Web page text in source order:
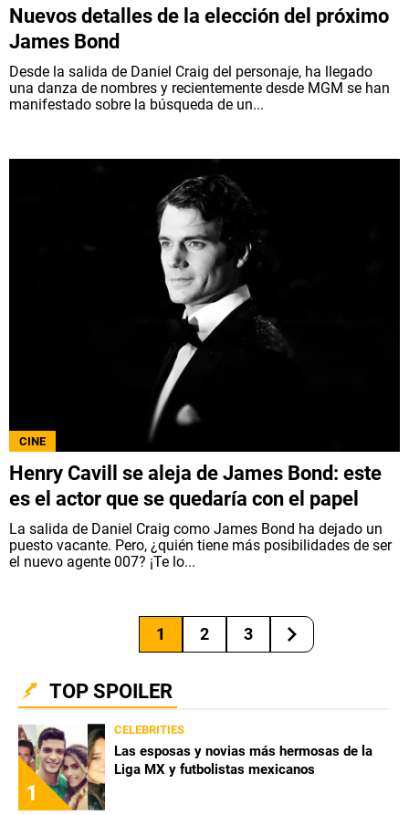
Nuevos detalles de la elección del próximo
James Bond
Desde la salida de Daniel Craig del personaje, ha llegado
una danza de nombres y recientemente desde MGM se han
manifestado sobre la búsqueda de un...
CINE
Henry Cavill se aleja de James Bond: este
es el actor que se quedaría con el papel
La salida de Daniel Craig como James Bond ha dejado un
puesto vacante. Pero, ¿quién tiene más posibilidades de ser
el nuevo agente 007? ¡Te lo...
1 2 3
TOP SPOILER
1
CELEBRITIES
Las esposas y novias más hermosas de la
Liga MX y futbolistas mexicanos